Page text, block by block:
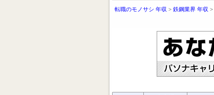
転職のモノサシ 年収 > 鉄鋼業界 年収 >